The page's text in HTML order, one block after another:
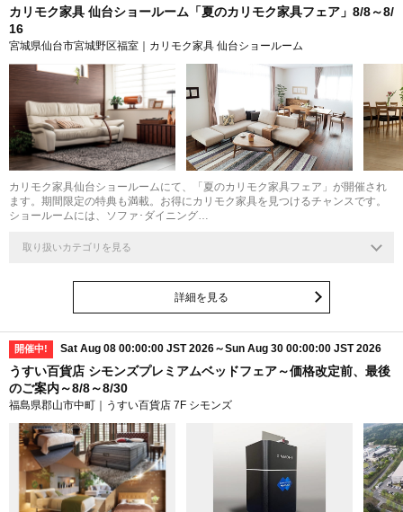
カリモク家具 仙台ショールーム「夏のカリモク家具フェア」8/8～8/
16
宮城県仙台市宮城野区福室｜カリモク家具 仙台ショールーム
カリモク家具仙台ショールームにて、「夏のカリモク家具フェア」が開催され
ます。期間限定の特典も満載。お得にカリモク家具を見つけるチャンスです。
ショールームには、ソファ･ダイニング…
取り扱いカテゴリを見る
詳細を見る
開催中! Sat Aug 08 00:00:00 JST 2026～Sun Aug 30 00:00:00 JST 2026
うすい百貨店 シモンズプレミアムベッドフェア～価格改定前、最後
のご案内～8/8～8/30
福島県郡山市中町｜うすい百貨店 7F シモンズ